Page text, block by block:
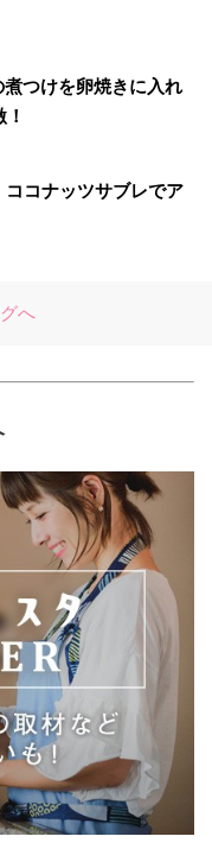
つけを卵焼きに入れ
ココナッツサブレでア
へ